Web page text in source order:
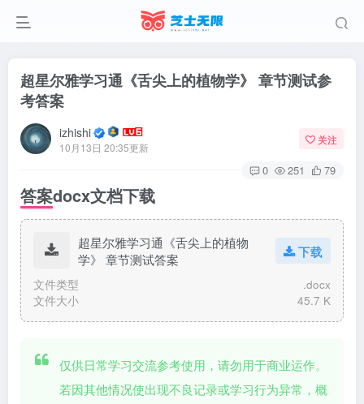
超星尔雅学习通《舌尖上的植物学》 章节测试参
考答案
izhishi
10月13日 20:35更新
关注
0 251 79
答案docx文档下载
超星尔雅学习通《舌尖上的植物
学》 章节测试答案
下载
文件类型
.docx
文件大小
45.7 K
仅供日常学习交流参考使用，请勿用于商业运作。
若因其他情况使出现不良记录或学习行为异常，概